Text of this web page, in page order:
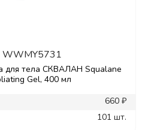
WWMY5731
для тела СКВАЛАН Squalane
Gel, 400 мл
660 ₽
101 шт.